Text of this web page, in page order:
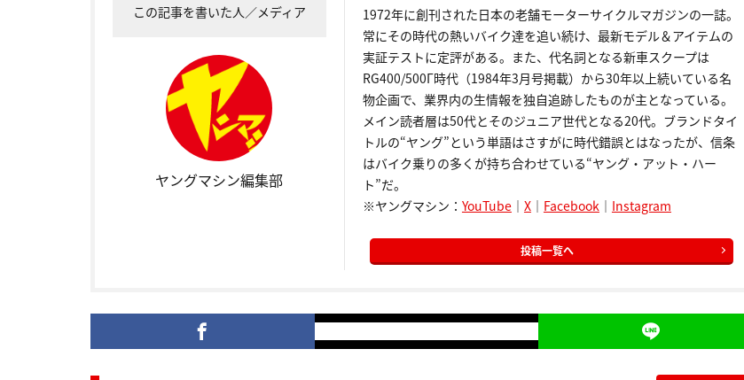
この記事を書いた人／メディア
ヤングマシン編集部
1972年に創刊された日本の老舗モーターサイクルマガジンの一誌。
常にその時代の熱いバイク達を追い続け、最新モデル＆アイテムの
実証テストに定評がある。また、代名詞となる新車スクープは
RG400/500Γ時代（1984年3月号掲載）から30年以上続いている名
物企画で、業界内の生情報を独自追跡したものが主となっている。
メイン読者層は50代とそのジュニア世代となる20代。ブランドタイ
トルの“ヤング”という単語はさすがに時代錯誤とはなったが、信条
はバイク乗りの多くが持ち合わせている“ヤング・アット・ハー
ト”だ。
※ヤングマシン： YouTube｜ X｜ Facebook｜ Instagram
投稿一覧へ